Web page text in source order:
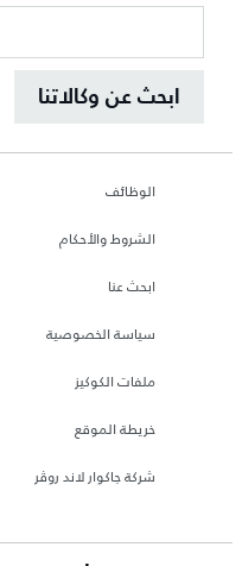
ابحث عن وكالاتنا
الوظائف
الشروط والأحكام
ابحث عنا
سياسة الخصوصية
ملفات الكوكيز
خريطة الموقع
شركة جاكوار لاند روڤر